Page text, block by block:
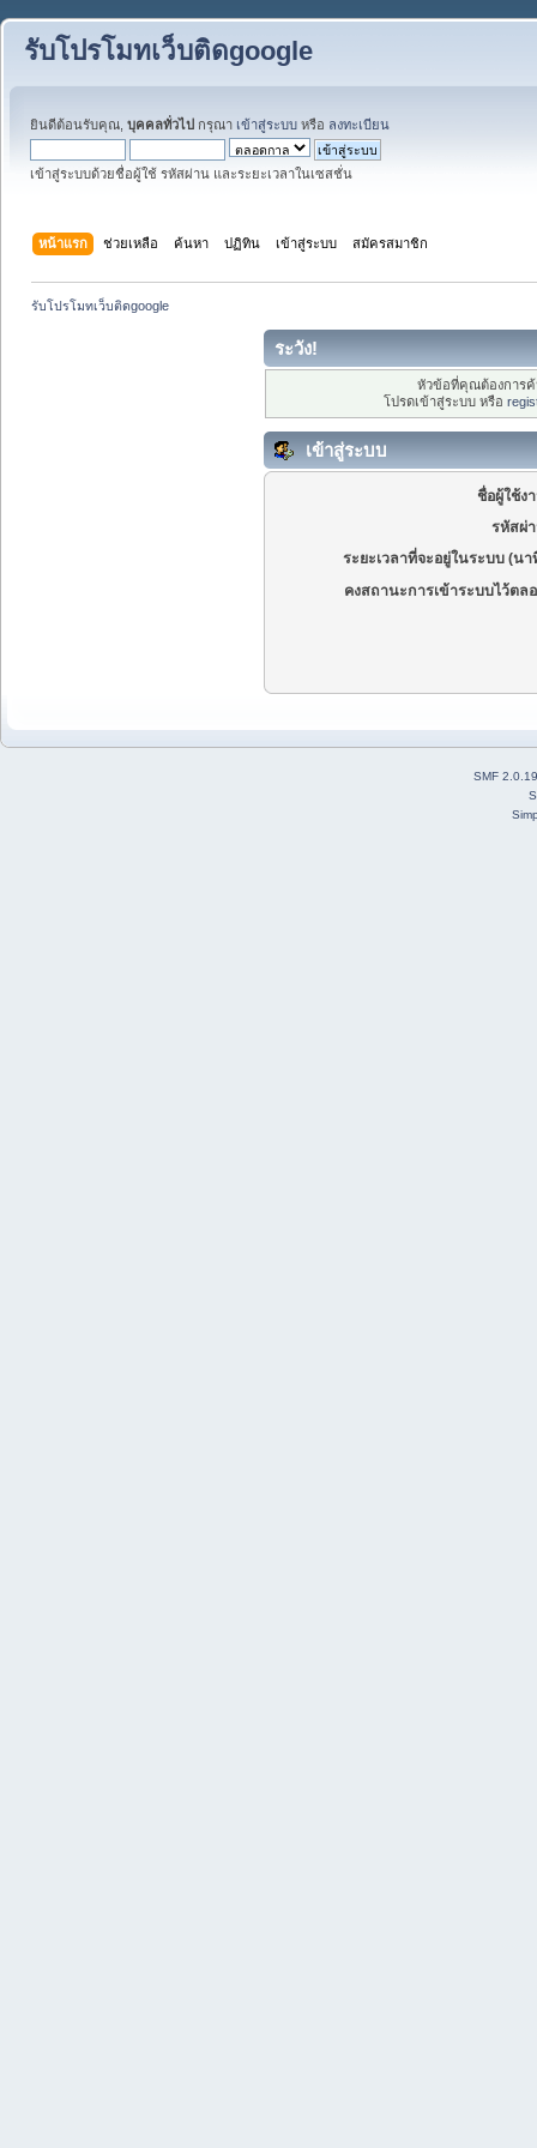
รับโปรโมทเว็บติดgoogle
ยินดีต้อนรับคุณ, บุคคลทั่วไป กรุณา เข้าสู่ระบบ หรือ ลงทะเบียน
เข้าสู่ระบบด้วยชื่อผู้ใช้ รหัสผ่าน และระยะเวลาในเซสชั่น
หน้าแรก ช่วยเหลือ ค้นหา ปฏิทิน เข้าสู่ระบบ สมัครสมาชิก
รับโปรโมทเว็บติดgoogle
ระวัง!
หัวข้อที่คุณต้องการ
โปรดเข้าสู่ระบบ หรือ
เข้าสู่ระบบ
ชื่อผู้ใช้ง
รหัสผ่
ระยะเวลาที่จะอยู่ในระบบ (นา
คงสถานะการเข้าระบบไว้ตล
SMF 2.0.19